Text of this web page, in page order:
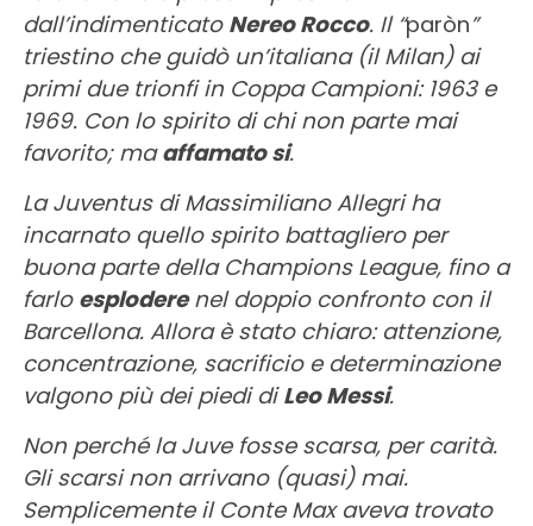
dall’indimenticato Nereo Rocco. Il “paròn”
triestino che guidò un’italiana (il Milan) ai
primi due trionfi in Coppa Campioni: 1963 e
1969. Con lo spirito di chi non parte mai
favorito; maaffamato si.
La Juventus di Massimiliano Allegri ha
incarnato quello spirito battagliero per
buona parte della Champions League, fino a
farlo esploderenel doppio confronto con il
Barcellona. Allora è stato chiaro: attenzione,
concentrazione, sacrificio e determinazione
valgono più dei piedi diLeo Messi.
Non perché la Juve fosse scarsa, per carità.
Gli scarsi non arrivano (quasi) mai.
Semplicemente il Conte Max aveva trovato